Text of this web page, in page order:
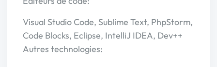
Visual Studio Code, Sublime Text, PhpStorm,
Code Blocks, Eclipse, IntelliJ IDEA, Dev++
Autres technologies: